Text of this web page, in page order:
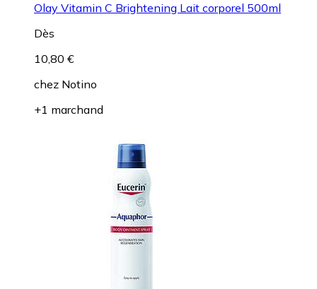
Olay Vitamin C Brightening Lait corporel 500ml
Dès
10,80 €
chez Notino
+1 marchand